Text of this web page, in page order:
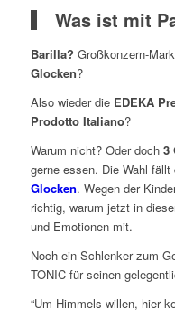
Was ist mit
Barilla? Großkonzern-
Glocken?
Also wieder die EDEKA
Prodotto Italiano?
Warum nicht? Oder doch 3
gerne essen. Die Wahl
Glocken. Wegen der
richtig, warum jetzt in
und Emotionen mit.
Noch ein Schlenker zum
TONIC für seinen
“Um Himmels willen, hier